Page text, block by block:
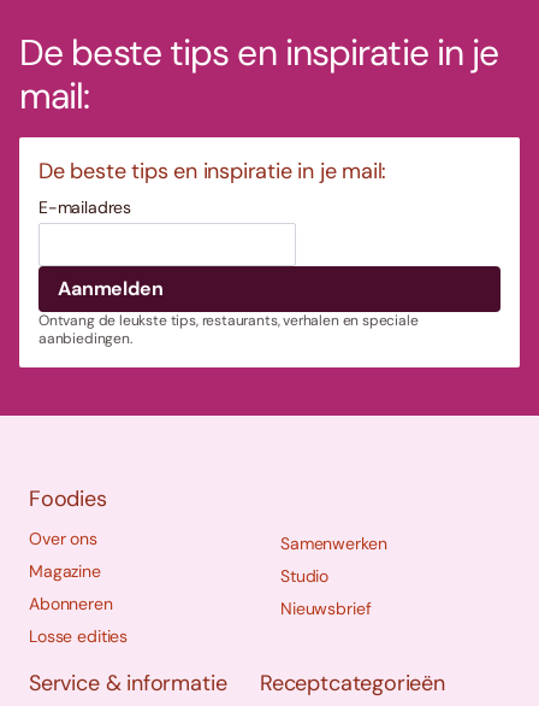
De beste tips en inspiratie in je
mail:
De beste tips en inspiratie in je mail:
E-mailadres
Ontvang de leukste tips, restaurants, verhalen en speciale
aanbiedingen.
Foodies
Over ons
Magazine
Abonneren
Losse edities
Samenwerken
Studio
Nieuwsbrief
Service & informatie Receptcategorieën